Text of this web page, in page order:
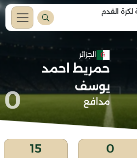
لكرة القدم
الجزائر
حمريط احمد
يوسف
مدافع 0
0
15